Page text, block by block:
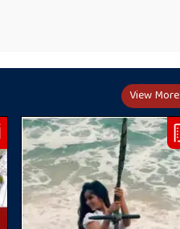
View More